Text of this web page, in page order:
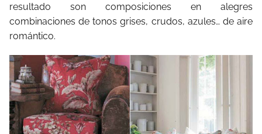
resultado son composiciones en alegres
combinaciones de tonos grises, crudos, azules… de aire
romántico.